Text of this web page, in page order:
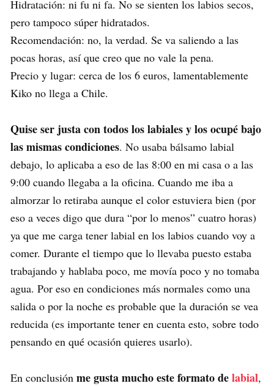
Hidratación: ni fu ni fa. No se sienten los labios secos,
pero tampoco súper hidratados.
Recomendación: no, la verdad. Se va saliendo a las
pocas horas, así que creo que no vale la pena.
Precio y lugar: cerca de los 6 euros, lamentablemente
Kiko no llega a Chile.
Quise ser justa con todos los labiales y los ocupé bajo
las mismas condiciones. No usaba bálsamo labial
debajo, lo aplicaba a eso de las 8:00 en mi casa o a las
9:00 cuando llegaba a la oficina. Cuando me iba a
almorzar lo retiraba aunque el color estuviera bien (por
eso a veces digo que dura “por lo menos” cuatro horas)
ya que me carga tener labial en los labios cuando voy a
comer. Durante el tiempo que lo llevaba puesto estaba
trabajando y hablaba poco, me movía poco y no tomaba
agua. Por eso en condiciones más normales como una
salida o por la noche es probable que la duración se vea
reducida (es importante tener en cuenta esto, sobre todo
pensando en qué ocasión quieres usarlo).
En conclusión me gusta mucho este formato delabial,